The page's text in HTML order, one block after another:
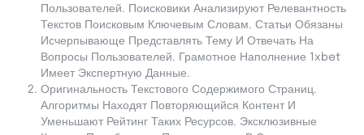
Пользователей. Поисковики Анализируют Релевантность
Текстов Поисковым Ключевым Словам. Статьи Обязаны
Исчерпывающе Представлять Тему И Отвечать На
Вопросы Пользователей. Грамотное Наполнение 1xbet
Имеет Экспертную Данные.
Оригинальность Текстового Содержимого Страниц.
Алгоритмы Находят Повторяющийся Контент И
Уменьшают Рейтинг Таких Ресурсов. Эксклюзивные